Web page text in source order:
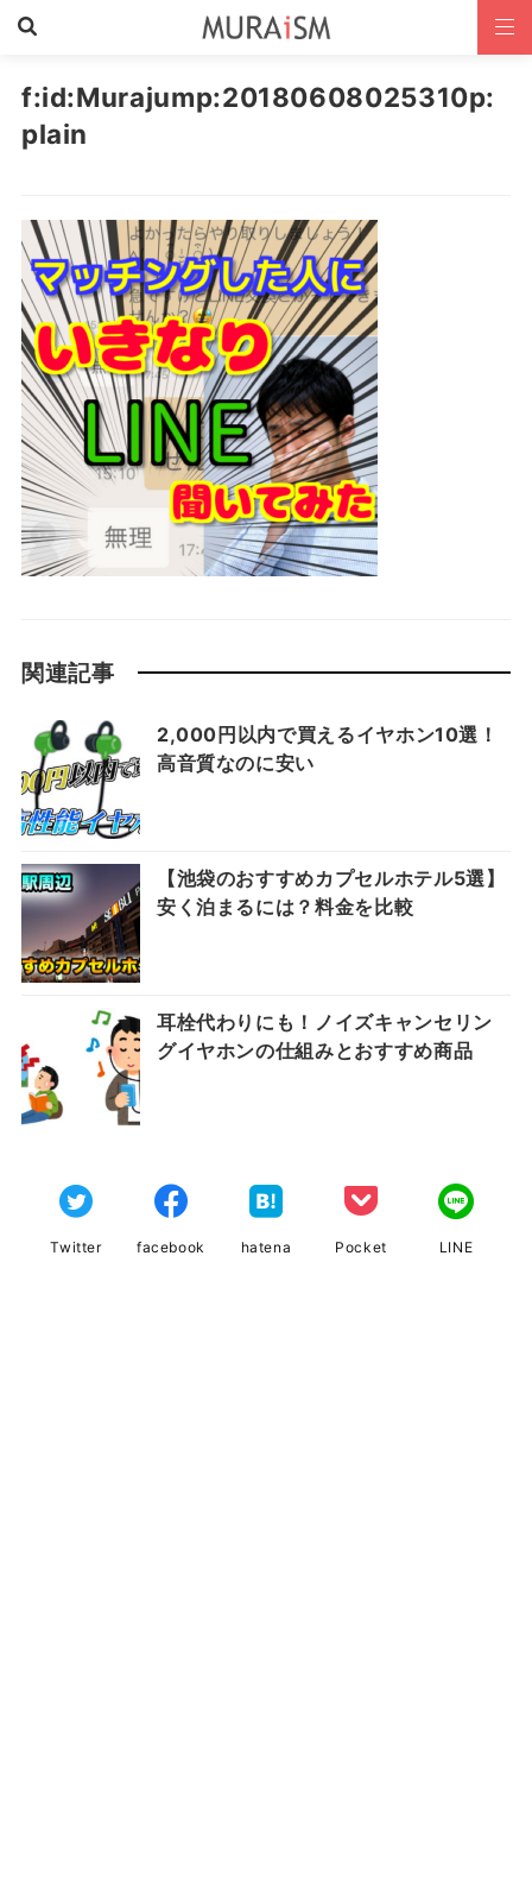
f:id:Murajump:20180608025310p:
plain
関連記事
2,000円以内で買えるイヤホン10選！
高音質なのに安い
【池袋のおすすめカプセルホテル5選】
安く泊まるには？料金を比較
耳栓代わりにも！ノイズキャンセリン
グイヤホンの仕組みとおすすめ商品
Twitter facebook hatena Pocket LINE